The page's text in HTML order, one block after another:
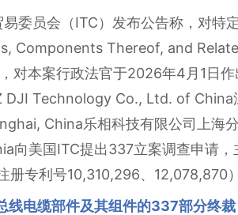
委员会（ITC）发布公告称，对特
Components Thereof, and
对本案行政法官于2026年4月1日
DJI Technology Co., Ltd. of China
China乐相科技有限公司上海
向美国ITC提出337立案调查申请
册专利号10,310,296、12,078,870
线电缆部件及其组件的337部分终裁